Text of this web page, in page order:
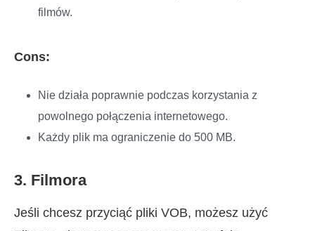
filmów.
Cons:
Nie działa poprawnie podczas korzystania z
powolnego połączenia internetowego.
Każdy plik ma ograniczenie do 500 MB.
3. Filmora
Jeśli chcesz przyciąć pliki VOB, możesz użyć